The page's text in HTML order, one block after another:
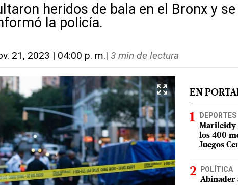
heridos de bala en el Bronx y
la policía.
21, 2023 | 04:00 p. m.| 3 min de lectura
EN
DEPORTES
Marileidy
los 400
Juegos
POLÍTICA
Abinader